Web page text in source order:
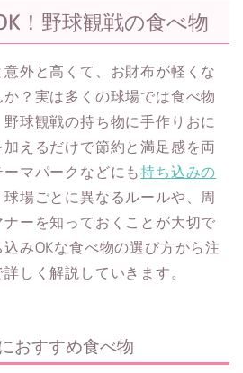
！野球観戦の食べ物
外と高くて、お財布が軽くな
？実は多くの球場では食べ物
球観戦の持ち物に手作りおに
えるだけで節約と満足感を両
マパークなどにも持ち込みの
場ごとに異なるルールや、周
ーを知っておくことが大切で
みOKな食べ物の選び方から注
しく解説していきます。
おすすめ食べ物